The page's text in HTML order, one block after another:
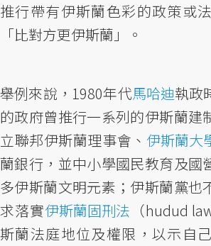
推行帶有伊斯蘭色彩的政策或
「比對方更伊斯蘭」。
舉例來說，1980年代馬哈迪執政
的政府曾推行一系列的伊斯蘭建
立聯邦伊斯蘭理事會、 伊斯蘭大
蘭銀行，並中小學國民教育及國
多伊斯蘭文明元素；伊斯蘭黨也
求落實伊斯蘭固刑法 （hudud
斯蘭法庭地位及權限，以示自